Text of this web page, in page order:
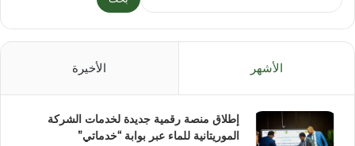
الأشهر الأخيرة
إطلاق منصة رقمية جديدة لخدمات الشركة
الموريتانية للماء عبر بوابة “خدماتي”